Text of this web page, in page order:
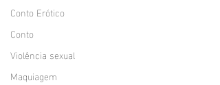
Conto Erótico
Conto
Violência sexual
Maquiagem